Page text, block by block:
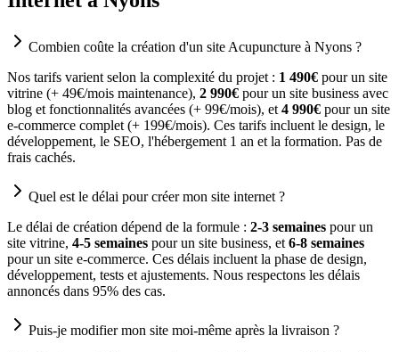
Combien coûte la création d'un site Acupuncture à Nyons ?
Nos tarifs varient selon la complexité du projet : 1 490€ pour un site
vitrine (+ 49€/mois maintenance), 2 990€ pour un site business avec
blog et fonctionnalités avancées (+ 99€/mois), et 4 990€ pour un site
e-commerce complet (+ 199€/mois). Ces tarifs incluent le design, le
développement, le SEO, l'hébergement 1 an et la formation. Pas de
frais cachés.
Quel est le délai pour créer mon site internet ?
Le délai de création dépend de la formule : 2-3 semaines pour un
site vitrine, 4-5 semaines pour un site business, et 6-8 semaines
pour un site e-commerce. Ces délais incluent la phase de design,
développement, tests et ajustements. Nous respectons les délais
annoncés dans 95% des cas.
Puis-je modifier mon site moi-même après la livraison ?